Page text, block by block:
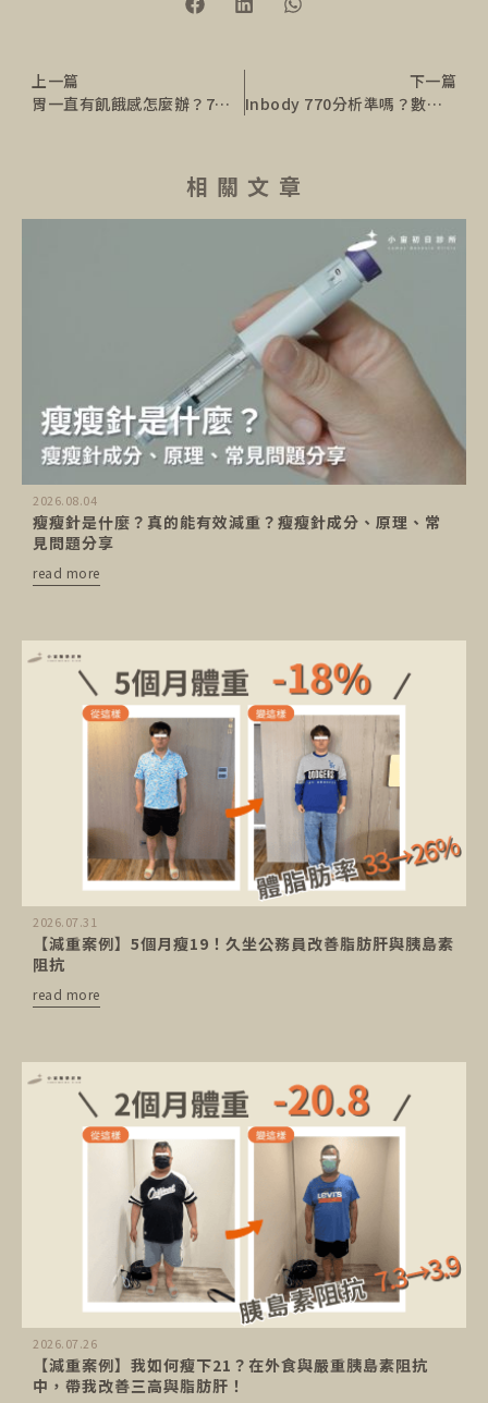
上一篇
胃一直有飢餓感怎麼辦？7招帶你擺脫假性飢餓，告別一直覺得餓
下一篇
Inbody 770分析準嗎？數據怎麼看？4款身體組成分析工具一篇了解
相 關 文 章
2026.08.04
瘦瘦針是什麼？真的能有效減重？瘦瘦針成分、原理、常
見問題分享
read more
2026.07.31
【減重案例】5個月瘦19！久坐公務員改善脂肪肝與胰島素
阻抗
read more
2026.07.26
【減重案例】我如何瘦下21？在外食與嚴重胰島素阻抗
中，帶我改善三高與脂肪肝！